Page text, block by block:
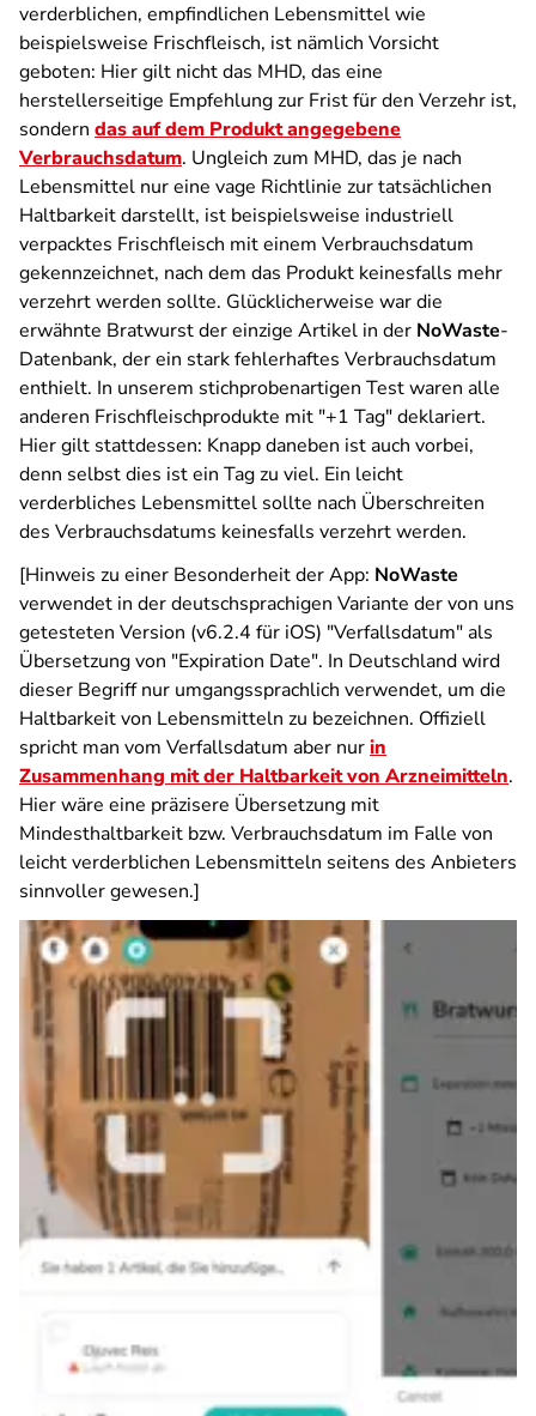
verderblichen, empfindlichen Lebensmittel wie
beispielsweise Frischfleisch, ist nämlich Vorsicht
geboten: Hier gilt nicht das MHD, das eine
herstellerseitige Empfehlung zur Frist für den Verzehr ist,
sondern das auf dem Produkt angegebene
Verbrauchsdatum. Ungleich zum MHD, das je nach
Lebensmittel nur eine vage Richtlinie zur tatsächlichen
Haltbarkeit darstellt, ist beispielsweise industriell
verpacktes Frischfleisch mit einem Verbrauchsdatum
gekennzeichnet, nach dem das Produkt keinesfalls mehr
verzehrt werden sollte. Glücklicherweise war die
erwähnte Bratwurst der einzige Artikel in der NoWaste-
Datenbank, der ein stark fehlerhaftes Verbrauchsdatum
enthielt. In unserem stichprobenartigen Test waren alle
anderen Frischfleischprodukte mit "+1 Tag" deklariert.
Hier gilt stattdessen: Knapp daneben ist auch vorbei,
denn selbst dies ist ein Tag zu viel. Ein leicht
verderbliches Lebensmittel sollte nach Überschreiten
des Verbrauchsdatums keinesfalls verzehrt werden.
[Hinweis zu einer Besonderheit der App: NoWaste
verwendet in der deutschsprachigen Variante der von uns
getesteten Version (v6.2.4 für iOS) "Verfallsdatum" als
Übersetzung von "Expiration Date". In Deutschland wird
dieser Begriff nur umgangssprachlich verwendet, um die
Haltbarkeit von Lebensmitteln zu bezeichnen. Offiziell
spricht man vom Verfallsdatum aber nurin
Zusammenhang mit der Haltbarkeit von Arzneimitteln.
Hier wäre eine präzisere Übersetzung mit
Mindesthaltbarkeit bzw. Verbrauchsdatum im Falle von
leicht verderblichen Lebensmitteln seitens des Anbieters
sinnvoller gewesen.]